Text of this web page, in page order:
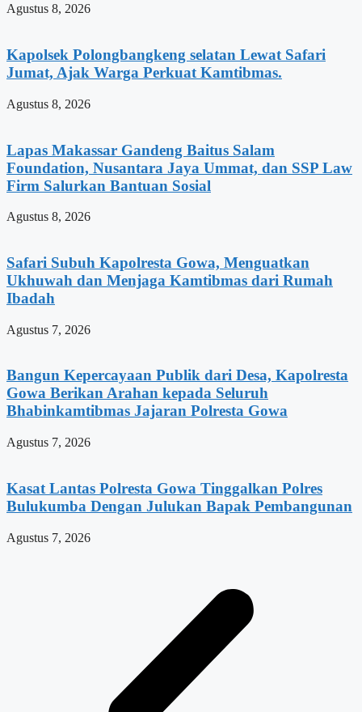
Agustus 8, 2026
Kapolsek Polongbangkeng selatan Lewat Safari
Jumat, Ajak Warga Perkuat Kamtibmas.
Agustus 8, 2026
Lapas Makassar Gandeng Baitus Salam
Foundation, Nusantara Jaya Ummat, dan SSP Law
Firm Salurkan Bantuan Sosial
Agustus 8, 2026
Safari Subuh Kapolresta Gowa, Menguatkan
Ukhuwah dan Menjaga Kamtibmas dari Rumah
Ibadah
Agustus 7, 2026
Bangun Kepercayaan Publik dari Desa, Kapolresta
Gowa Berikan Arahan kepada Seluruh
Bhabinkamtibmas Jajaran Polresta Gowa
Agustus 7, 2026
Kasat Lantas Polresta Gowa Tinggalkan Polres
Bulukumba Dengan Julukan Bapak Pembangunan
Agustus 7, 2026